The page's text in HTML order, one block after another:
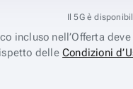
Il 5G è
incluso nell’Offerta
delleCondizioni